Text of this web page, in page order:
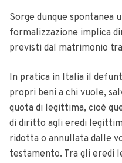
Sorge dunque spontanea
formalizzazione implica
previsti dal matrimonio
In pratica in Italia il
propri beni a chi vuole,
quota di legittima, cioè
di diritto agli eredi
ridotta o annullata dalle
testamento. Tra gli eredi